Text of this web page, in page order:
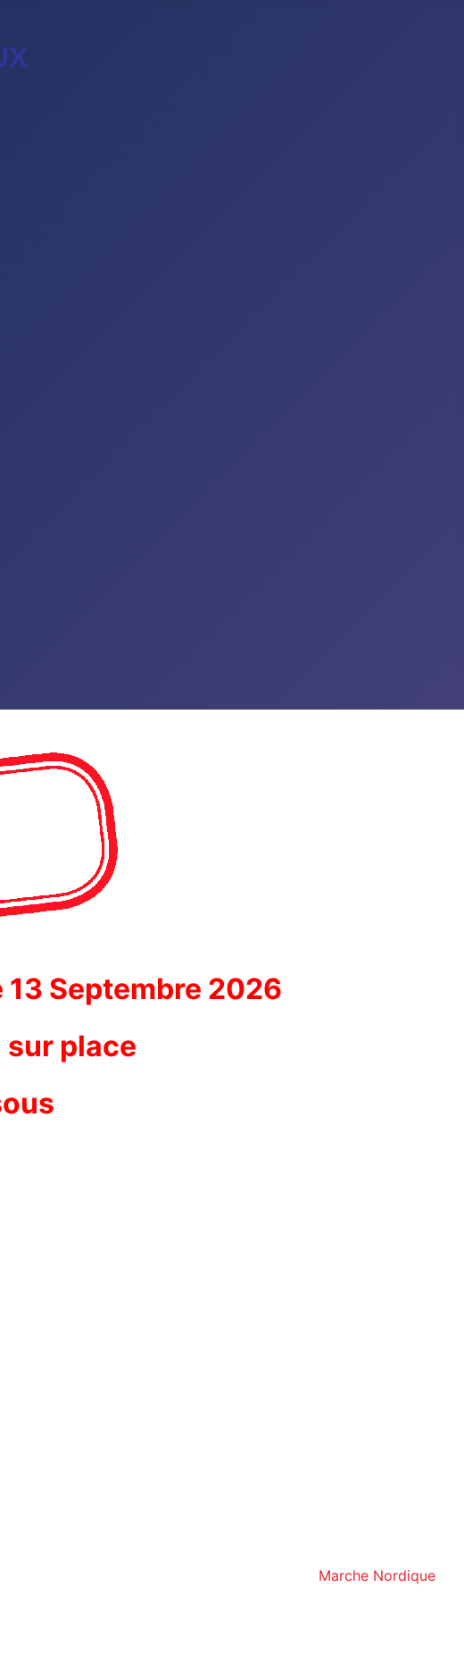
13 Septembre 2026
place
Marche Nordique